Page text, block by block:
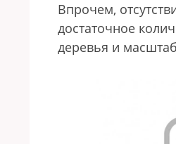
Впрочем,
достаточное
деревья и